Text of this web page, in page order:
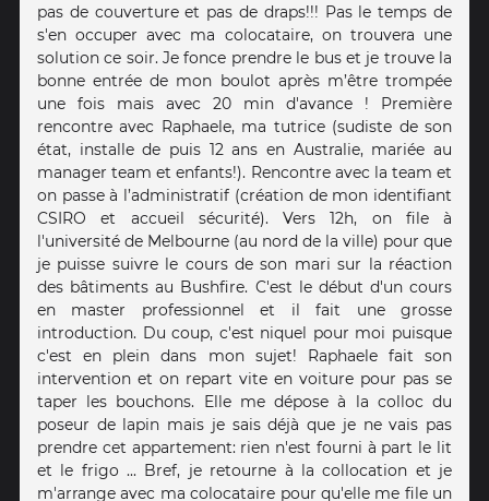
pas de couverture et pas de draps!!! Pas le temps de
s'en occuper avec ma colocataire, on trouvera une
solution ce soir. Je fonce prendre le bus et je trouve la
bonne entrée de mon boulot après m’être trompée
une fois mais avec 20 min d'avance ! Première
rencontre avec Raphaele, ma tutrice (sudiste de son
état, installe de puis 12 ans en Australie, mariée au
manager team et enfants!). Rencontre avec la team et
on passe à l’administratif (création de mon identifiant
CSIRO et accueil sécurité). Vers 12h, on file à
l'université de Melbourne (au nord de la ville) pour que
je puisse suivre le cours de son mari sur la réaction
des bâtiments au Bushfire. C'est le début d'un cours
en master professionnel et il fait une grosse
introduction. Du coup, c'est niquel pour moi puisque
c'est en plein dans mon sujet! Raphaele fait son
intervention et on repart vite en voiture pour pas se
taper les bouchons. Elle me dépose à la colloc du
poseur de lapin mais je sais déjà que je ne vais pas
prendre cet appartement: rien n'est fourni à part le lit
et le frigo ... Bref, je retourne à la collocation et je
m'arrange avec ma colocataire pour qu'elle me file un